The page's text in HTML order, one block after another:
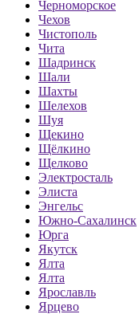
Черноморское
Чехов
Чистополь
Чита
Шадринск
Шали
Шахты
Шелехов
Шуя
Щекино
Щёлкино
Щелково
Электросталь
Элиста
Энгельс
Южно-Сахалинск
Юрга
Якутск
Ялта
Ялта
Ярославль
Ярцево